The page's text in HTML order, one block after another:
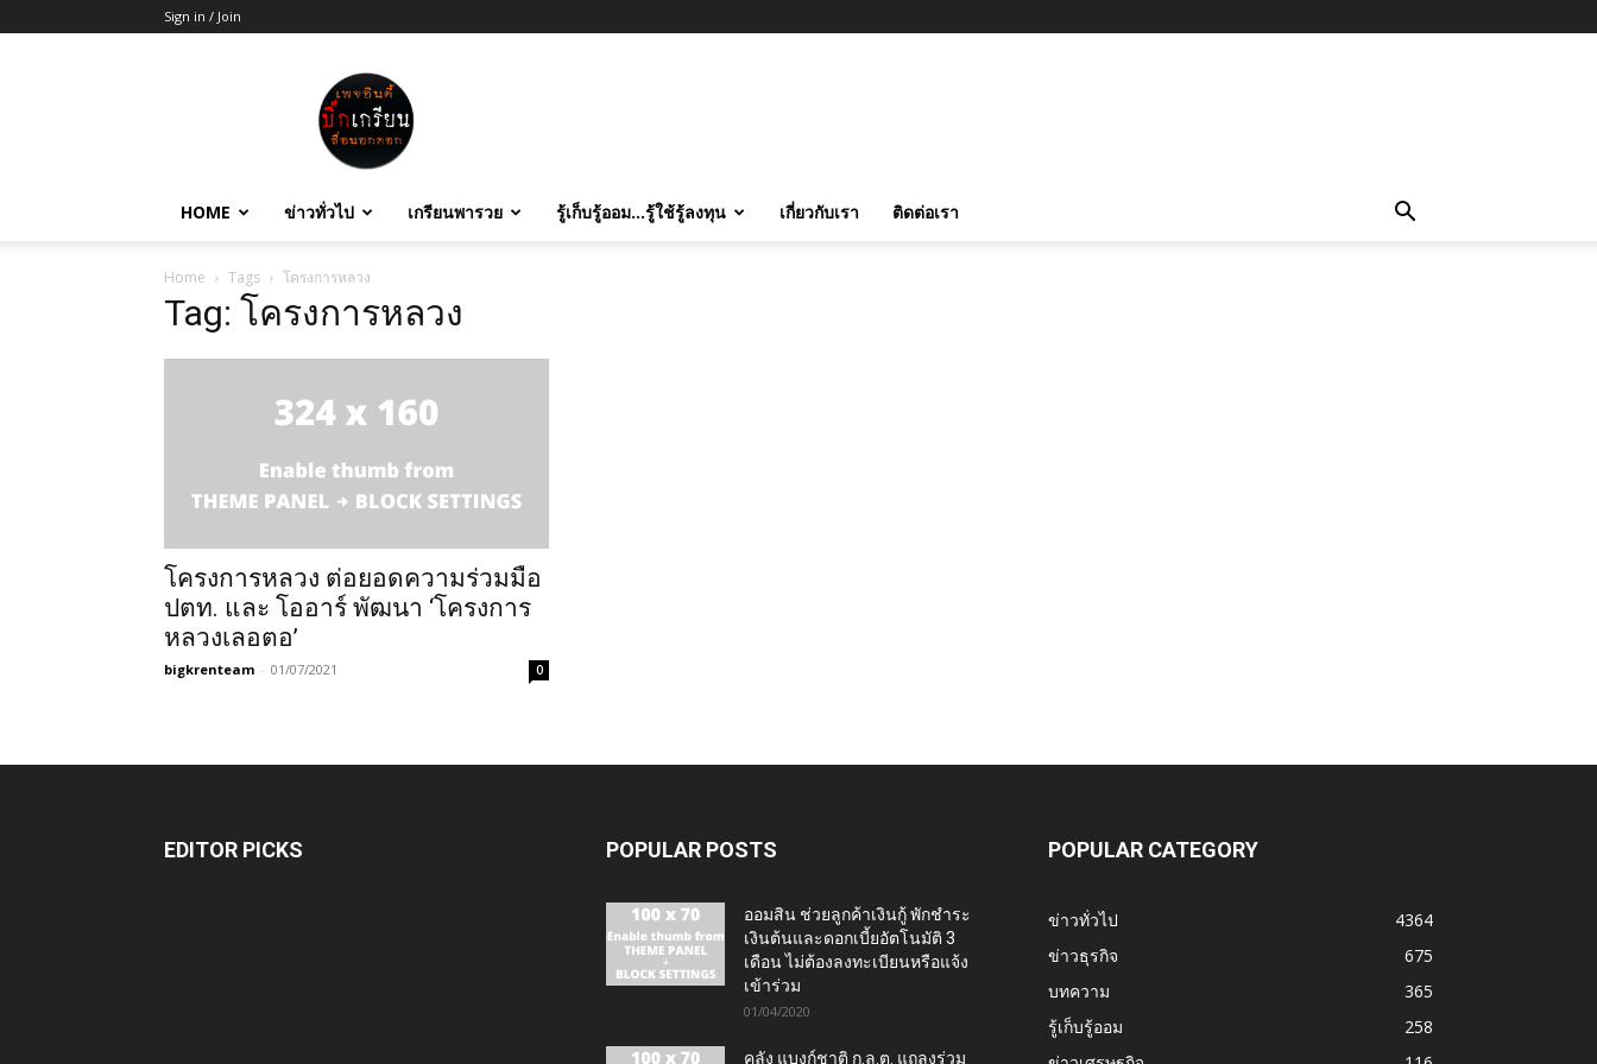
Sign in / Join
บิ๊ก
เกรียน
HOME ข่าวทั่วไป เกรียนพารวย รู้เก็บรู้ออม…รู้ใช้รู้ลงทุน เกี่ยวกับเรา ติดต่อเรา
Home Tags โครงการหลวง
Tag: โครงการหลวง
โครงการหลวง ต่อยอดความร่วมมือ
ปตท. และ โออาร์ พัฒนา ‘โครงการ
หลวงเลอตอ’
bigkrenteam - 01/07/2021 0
EDITOR PICKS POPULAR POSTS
ออมสิน ช่วยลูกค้าเงินกู้ พักชำระ
เงินต้นและดอกเบี้ยอัตโนมัติ 3
เดือน ไม่ต้องลงทะเบียนหรือแจ้ง
เข้าร่วม
01/04/2020
คลัง แบงก์ชาติ ก.ล.ต. แถลงร่วม
POPULAR CATEGORY
ข่าวทั่วไป
4364
ข่าวธุรกิจ
675
บทความ
365
รู้เก็บรู้ออม
258